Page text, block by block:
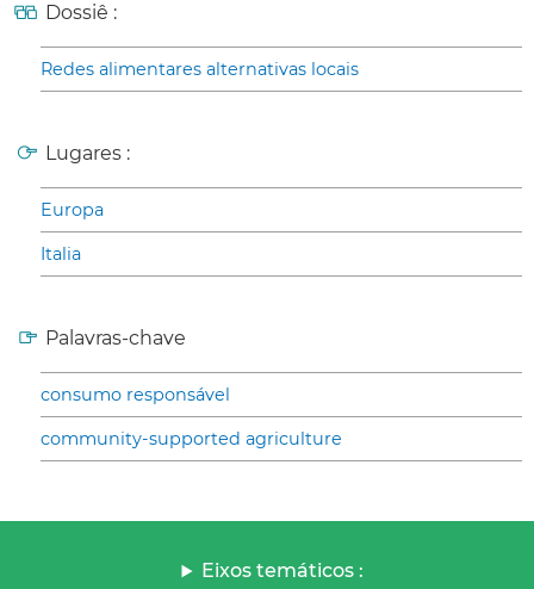
Dossiê :
Redes alimentares alternativas locais
Lugares :
Europa
Italia
Palavras-chave
consumo responsável
community-supported agriculture
Eixos temáticos :